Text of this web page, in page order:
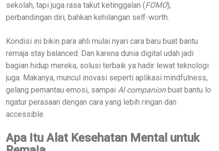
sekolah, tapi juga rasa takut ketinggalan (FOMO),
perbandingan diri, bahkan kehilangan self-worth.
Kondisi ini bikin para ahli mulai nyari cara baru buat bantu
remaja stay balanced. Dan karena dunia digital udah jadi
bagian hidup mereka, solusi terbaik ya hadir lewat teknologi
juga. Makanya, muncul inovasi seperti aplikasi mindfulness,
gelang pemantau emosi, sampai AI companionbuat bantu lo
ngatur perasaan dengan cara yang lebih ringan dan
accessible.
Apa Itu Alat Kesehatan Mental untuk